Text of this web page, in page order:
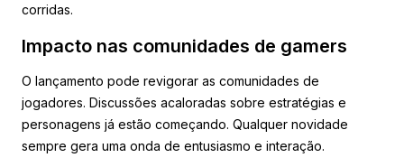
corridas.
Impacto nas comunidades de gamers
O lançamento pode revigorar as comunidades de
jogadores. Discussões acaloradas sobre estratégias e
personagens já estão começando. Qualquer novidade
sempre gera uma onda de entusiasmo e interação.